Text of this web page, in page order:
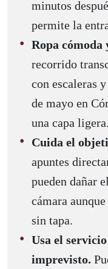
minutos
permite la
Ropa cómoda
recorrido
con escaleras
de mayo en
una capa ligera.
Cuida el
apuntes
pueden dañar
cámara
sin tapa.
Usa el
imprevisto.